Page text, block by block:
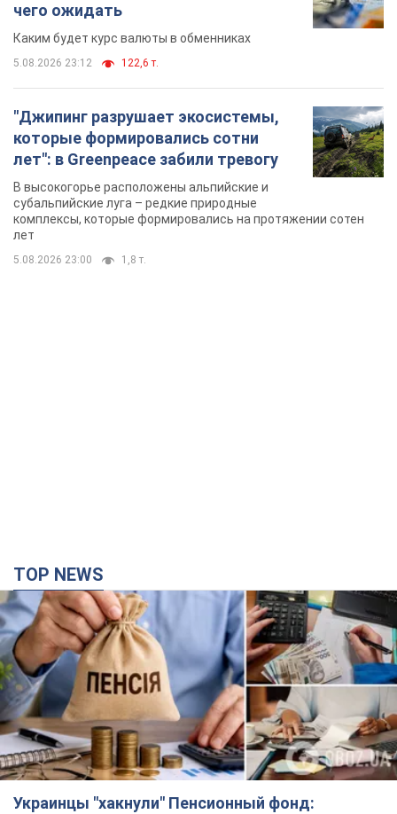
чего ожидать
Каким будет курс валюты в обменниках
5.08.2026 23:12 122,6 т.
"Джипинг разрушает экосистемы,
которые формировались сотни
лет": в Greenpeace забили тревогу
В высокогорье расположены альпийские и
субальпийские луга – редкие природные
комплексы, которые формировались на протяжении сотен
лет
5.08.2026 23:00 1,8 т.
TOP NEWS
Украинцы "хакнули" Пенсионный фонд: